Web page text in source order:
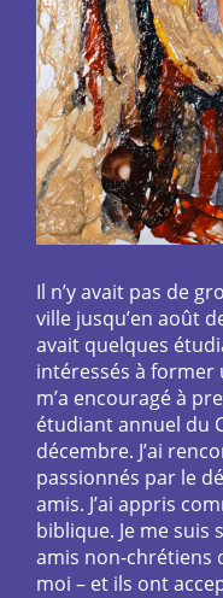
Il n’y avait pas de
ville jusqu’en août
avait quelques
intéressés à former
m’a encouragé à
étudiant annuel du
décembre. J’ai
passionnés par le
amis. J’ai appris
biblique. Je me suis
amis non-chrétiens
moi – et ils ont